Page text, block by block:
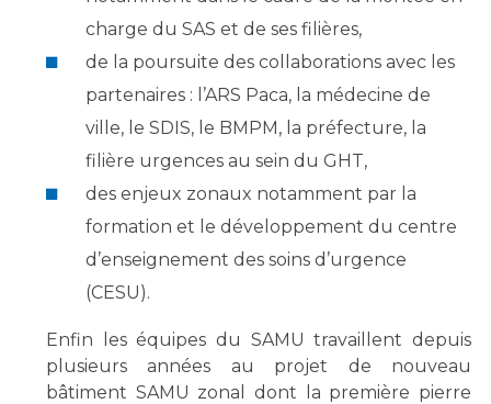
charge du SAS et de ses filières,
de la poursuite des collaborations avec les
partenaires : l’ARS Paca, la médecine de
ville, le SDIS, le BMPM, la préfecture, la
filière urgences au sein du GHT,
des enjeux zonaux notamment par la
formation et le développement du centre
d’enseignement des soins d’urgence
(CESU).
Enfin les équipes du SAMU travaillent depuis
plusieurs années au projet de nouveau
bâtiment SAMU zonal dont la première pierre